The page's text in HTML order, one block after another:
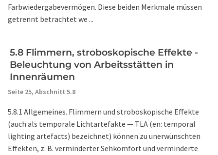
Farbwiedergabevermögen. Diese beiden Merkmale müssen
getrennt betrachtet we ...
5.8 Flimmern, stroboskopische Effekte -
Beleuchtung von Arbeitsstätten in
Innenräumen
Seite 25, Abschnitt 5.8
5.8.1 Allgemeines. Flimmern und stroboskopische Effekte
(auch als temporale Lichtartefakte — TLA (en: temporal
lighting artefacts) bezeichnet) können zu unerwünschten
Effekten, z. B. verminderter Sehkomfort und verminderte